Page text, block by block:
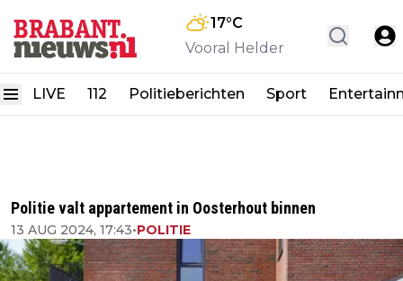
17°C
Vooral Helder
LIVE 112 Politieberichten Sport
Politie valt appartement in Oosterhout binnen
13 AUG 2024, 17:43•POLITIE